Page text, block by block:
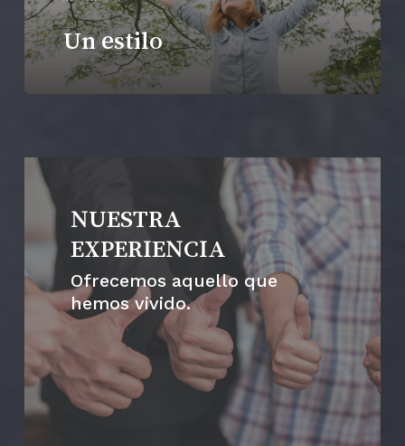
Un estilo
NUESTRA
EXPERIENCIA
Ofrecemos aquello que
hemos vivido.